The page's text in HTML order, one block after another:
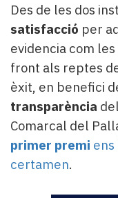
Des de les dos
satisfacció per
evidencia com
front als reptes
èxit, en benefici
transparència
Comarcal del
primer premi
certamen.